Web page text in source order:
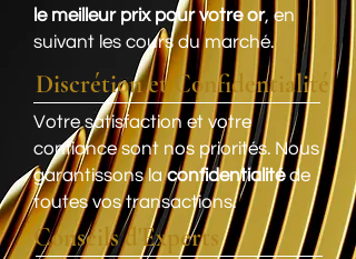
le meilleur prix pour votre or, en
suivant les cours du marché.
Discrétion et Confidentialité
Votre satisfaction et votre
confiance sont nos priorités. Nous
garantissons laconfidentialitéde
toutes vos transactions.
Conseils d'Experts